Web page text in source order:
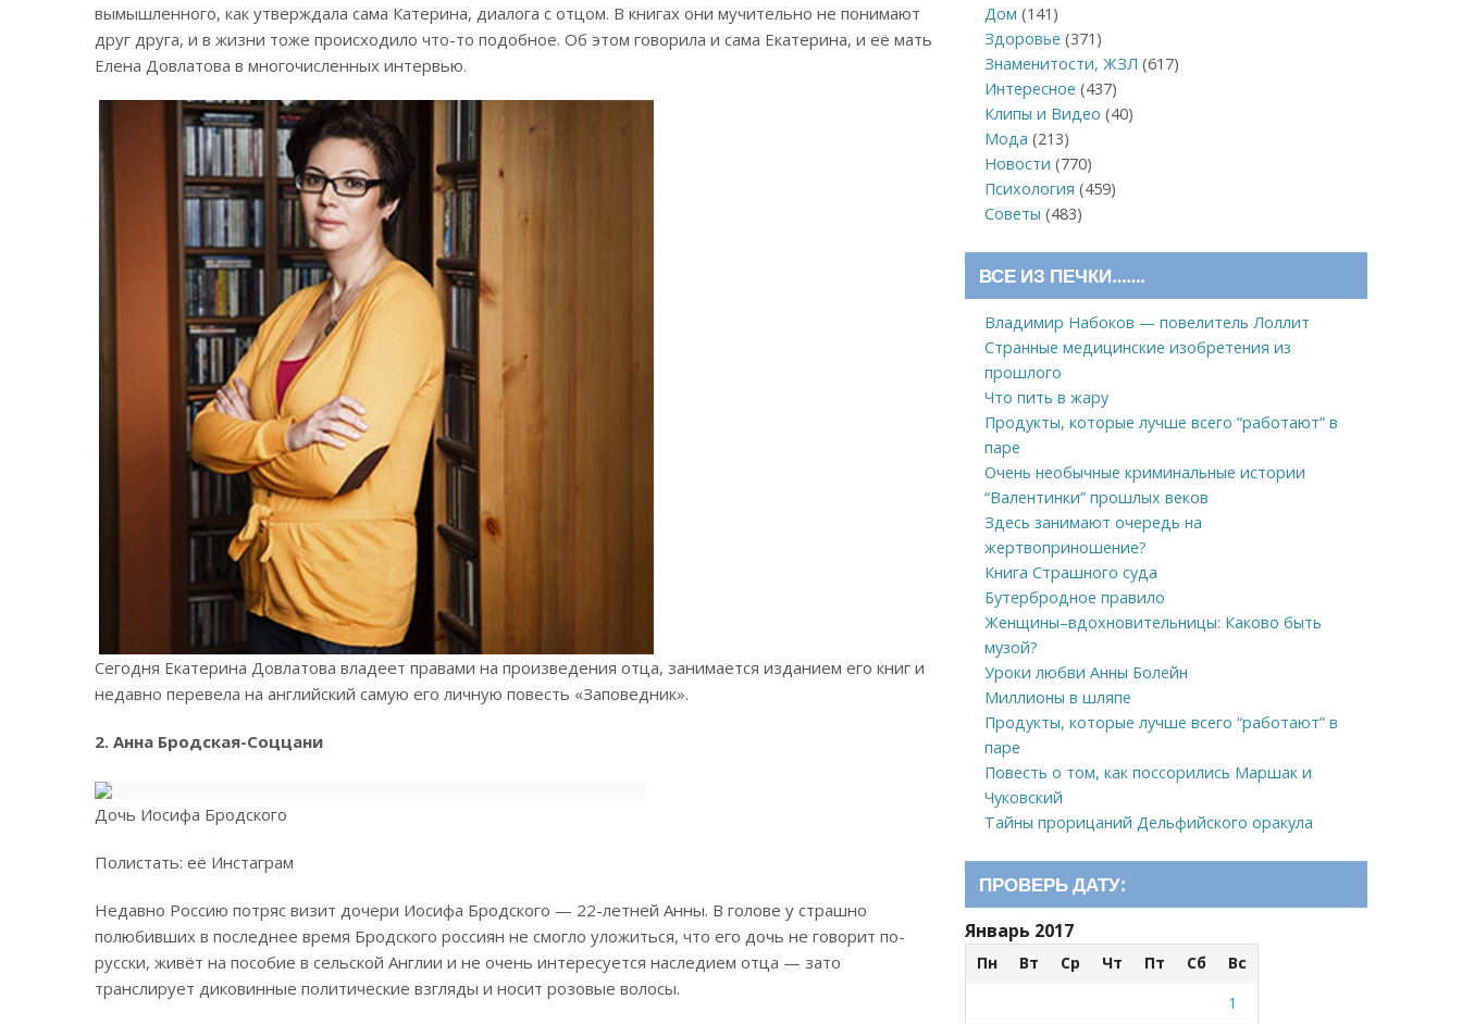
вымышленного, как утверждала сама Катерина, диалога с отцом. В книгах они мучительно не понимают
друг друга, и в жизни тоже происходило что-то подобное. Об этом говорила и сама Екатерина, и её мать
Елена Довлатова в многочисленных интервью.
Сегодня Екатерина Довлатова владеет правами на произведения отца, занимается изданием его книг и
недавно перевела на английский самую его личную повесть «Заповедник».
2. Анна Бродская-Соццани
Дочь Иосифа Бродского
Полистать: её Инстаграм
Недавно Россию потряс визит дочери Иосифа Бродского — 22-летней Анны. В голове у страшно
полюбивших в последнее время Бродского россиян не смогло уложиться, что его дочь не говорит по-
русски, живёт на пособие в сельской Англии и не очень интересуется наследием отца — зато
транслирует диковинные политические взгляды и носит розовые волосы.
Дом (141)
Здоровье (371)
Знаменитости, ЖЗЛ (617)
Интересное (437)
Клипы и Видео (40)
Мода (213)
Новости (770)
Психология (459)
Советы (483)
ВСЕ ИЗ ПЕЧКИ…….
Владимир Набоков — повелитель Лоллит
Странные медицинские изобретения из
прошлого
Что пить в жару
Продукты, которые лучше всего “работают” в
паре
Очень необычные криминальные истории
“Валентинки” прошлых веков
Здесь занимают очередь на
жертвоприношение?
Книга Страшного суда
Бутербродное правило
Женщины–вдохновительницы: Каково быть
музой?
Уроки любви Анны Болейн
Миллионы в шляпе
Продукты, которые лучше всего “работают” в
паре
Повесть о том, как поссорились Маршак и
Чуковский
Тайны прорицаний Дельфийского оракула
ПРОВЕРЬ ДАТУ:
Январь 2017
Пн Вт Ср Чт Пт Сб
Вс
1